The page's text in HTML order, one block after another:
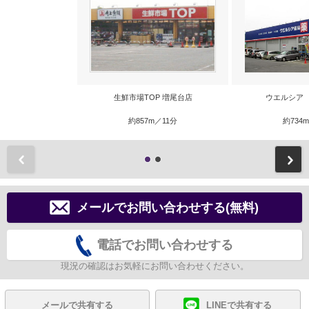
生鮮市場TOP 増尾台店
約857m／11分
ウエルシア
約
メールでお問い合わせする(無料)
電話でお問い合わせする
現況の確認はお気軽にお問い合わせください。
メールで共有する LINEで共有する